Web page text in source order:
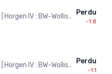
IV : BW-Wollishofen II Perdu
-1.8
IV : BW-Wollishofen II Perdu
-1.1